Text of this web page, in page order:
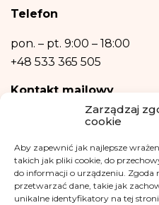
Zarządzaj
cookie
Aby zapewnić jak najlepsze
takich jak pliki cookie, do
do informacji o urządzeniu. Zgoda
przetwarzać dane, takie jak
unikalne identyfikatory na tej
Podanie danych osobowych jest
również w formie profilowania.
Telefon
pon. – pt. 9:00 – 18:00
+48 533 365 505
Kontakt mailowy
kontakt@fundacjakasisi.pl
Inspektor Danych
Klaudia Kwiatkowska
iod@fundacjakasisi.pl